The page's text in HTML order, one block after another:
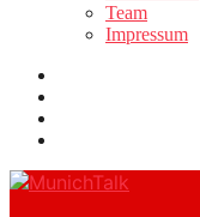
Team
Impressum